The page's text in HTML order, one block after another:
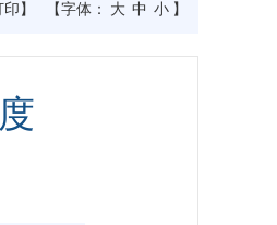
印】 【字体： 大 中 小 】